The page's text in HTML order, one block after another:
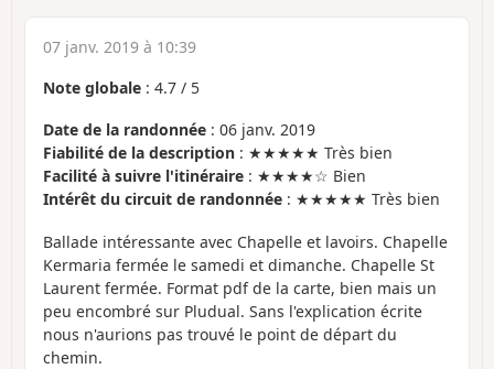
07 janv. 2019 à 10:39
Note globale : 4.7 / 5
Date de la randonnée : 06 janv. 2019
Fiabilité de la description : ★★★★★ Très bien
Facilité à suivre l'itinéraire : ★★★★☆ Bien
Intérêt du circuit de randonnée : ★★★★★ Très bien
Ballade intéressante avec Chapelle et lavoirs. Chapelle
Kermaria fermée le samedi et dimanche. Chapelle St
Laurent fermée. Format pdf de la carte, bien mais un
peu encombré sur Pludual. Sans l'explication écrite
nous n'aurions pas trouvé le point de départ du
chemin.